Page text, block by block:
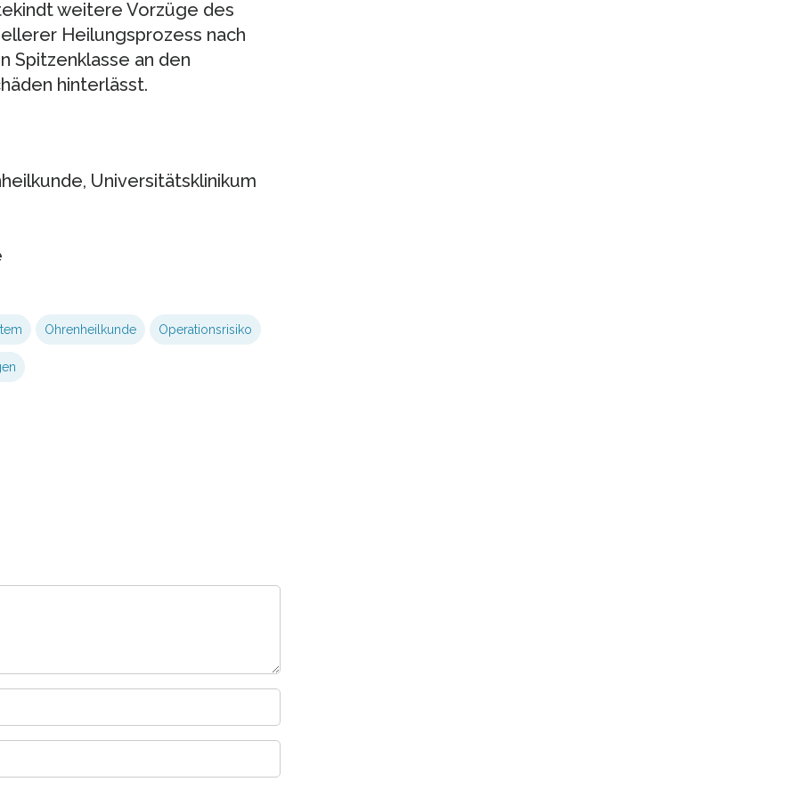
weitere Vorzüge des
Heilungsprozess nach
Spitzenklasse an den
hinterlässt.
Universitätsklinikum
Ohrenheilkunde Operationsrisiko